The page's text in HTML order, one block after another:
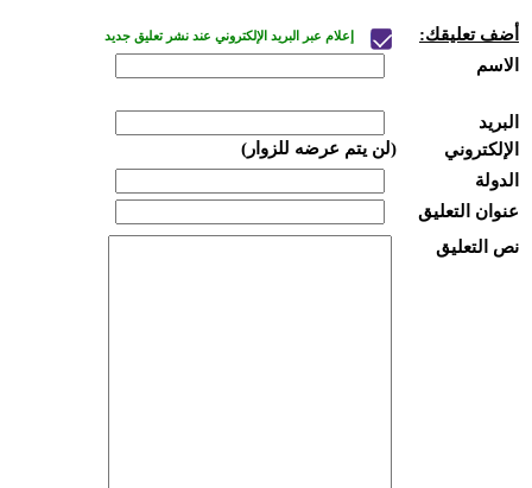
أضف تعليقك: إعلام عبر البريد الإلكتروني عند نشر تعليق جديد
الاسم
البريد
الإلكتروني
(لن يتم عرضه للزوار)
الدولة
عنوان التعليق
نص التعليق